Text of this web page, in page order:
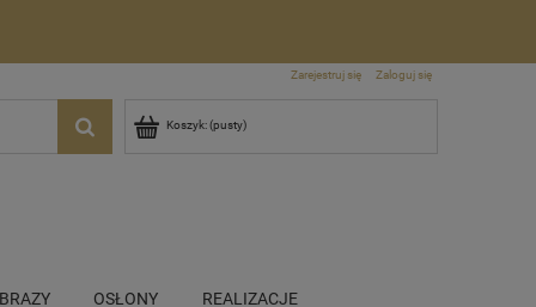
Zarejestruj się Zaloguj się
Koszyk:(pusty)
OSŁONY REALIZACJE